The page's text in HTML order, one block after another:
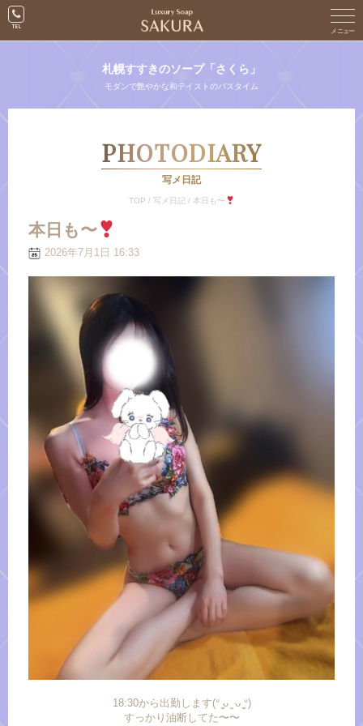
札幌すすきのソープ「さくら」
モダンで艶やかな和テイストのバスタイム
PHOTODIARY
写メ日記
TOP / 写メ日記 / 本日も〜
本日も〜
2026年7月1日 16:33
18:30から出勤します(ᐡ ̳ᴗ ̫ ᴗ ̳ᐡ)
すっかり油断してた〜〜